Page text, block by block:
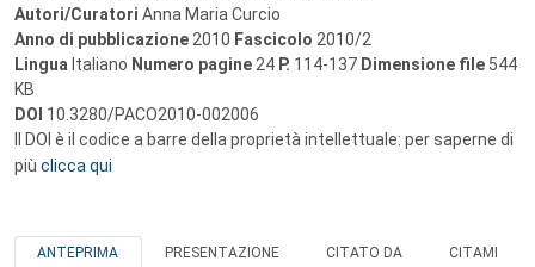
Autori/Curatori Anna Maria Curcio
Anno di pubblicazione 2010 Fascicolo 2010/2
Lingua Italiano Numero pagine 24 P. 114-137 Dimensione file 544
KB
DOI 10.3280/PACO2010-002006
Il DOI è il codice a barre della proprietà intellettuale: per saperne di
più clicca qui
ANTEPRIMA PRESENTAZIONE CITATO DA CITAMI